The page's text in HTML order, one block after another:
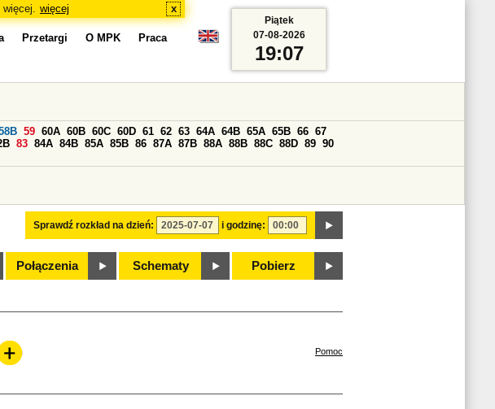
więcej x
Przetargi O MPK Praca
Sprawdź rozkład na dzień: i godzinę:
59 60A 60B 60C 60D 61 62 63 64A 64B 65A 65B 66 67
83 84A 84B 85A 85B 86 87A 87B 88A 88B 88C 88D 89 90
Połączenia Schematy Pobierz
Piątek
07-08-2026
19:07
Pomoc